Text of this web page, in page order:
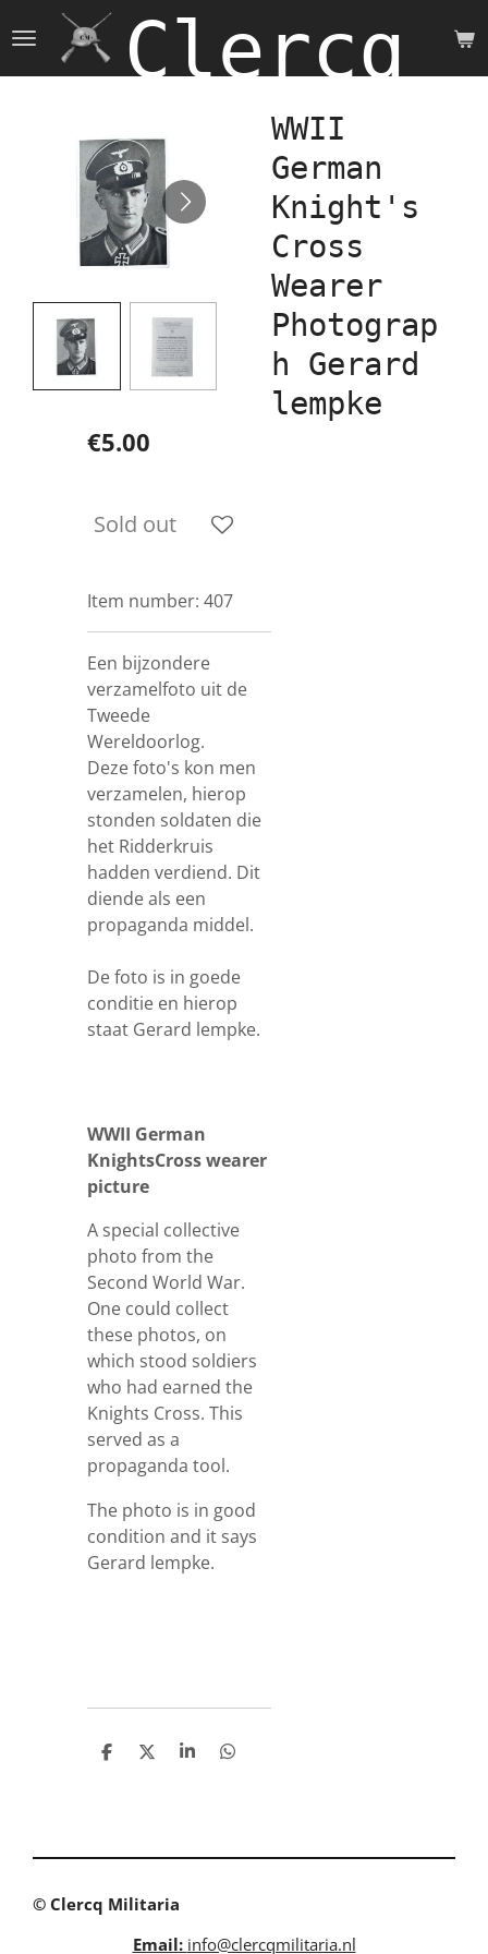
to
main
Clercq
WWII
German
Knight's
Cross
Wearer
Photograp
h Gerard
lempke
€5.00
Sold out
Item number: 407
Een bijzondere
verzamelfoto uit de
Tweede
Wereldoorlog.
Deze foto's kon men
verzamelen, hierop
stonden soldaten die
het Ridderkruis
hadden verdiend. Dit
diende als een
propaganda middel.
De foto is in goede
conditie en hierop
staat Gerard lempke.
WWII German
KnightsCross wearer
picture
A special collective
photo from the
Second World War.
One could collect
these photos, on
which stood soldiers
who had earned the
Knights Cross. This
served as a
propaganda tool.
The photo is in good
condition and it says
Gerard lempke.
S
S
S
S
© Clercq Militaria
Email: info@clercqmilitaria.nl